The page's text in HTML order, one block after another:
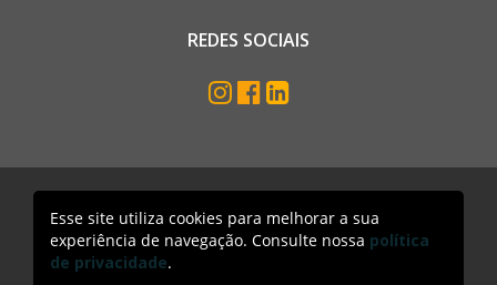
REDES SOCIAIS
Mercado Black Money. Todos os direitos reservados
Acesso lojista
Esse site utiliza cookies para melhorar a sua
experiência de navegação. Consulte nossa política
de privacidade.